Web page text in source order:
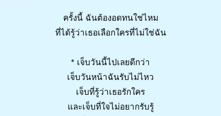
ครั้งนี้ ฉันต้องอดทนใช่ไหม
ที่ได้รู้ว่าเธอเลือกใครที่ไม่ใช่ฉัน
* เจ็บวันนี้ไปเลยดีกว่า
เจ็บวันหน้าฉันรับไม่ไหว
เจ็บที่รู้ว่าเธอรักใคร
และเจ็บที่ใจไม่อยากรับรู้